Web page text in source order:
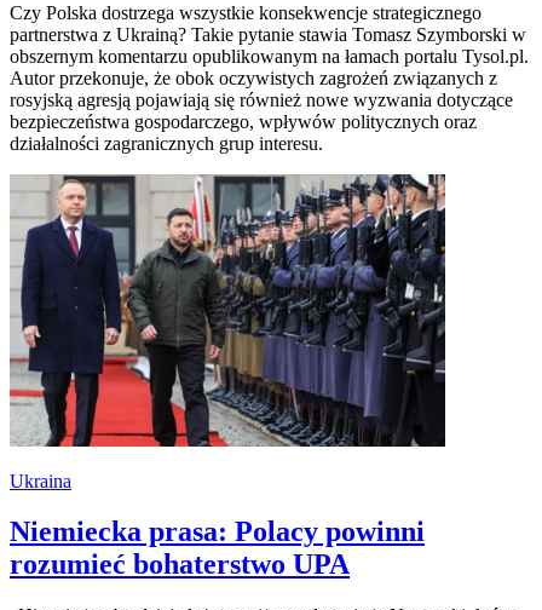
Czy Polska dostrzega wszystkie konsekwencje strategicznego
partnerstwa z Ukrainą? Takie pytanie stawia Tomasz Szymborski w
obszernym komentarzu opublikowanym na łamach portalu Tysol.pl.
Autor przekonuje, że obok oczywistych zagrożeń związanych z
rosyjską agresją pojawiają się również nowe wyzwania dotyczące
bezpieczeństwa gospodarczego, wpływów politycznych oraz
działalności zagranicznych grup interesu.
Ukraina
Niemiecka prasa: Polacy powinni
rozumieć bohaterstwo UPA